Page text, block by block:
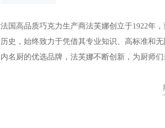
法国高品质巧克力生产商法芙娜创立于1922年
历史，始终致力于凭借其专业知识、高标准和
内名厨的优选品牌，法芙娜不断创新，为厨师